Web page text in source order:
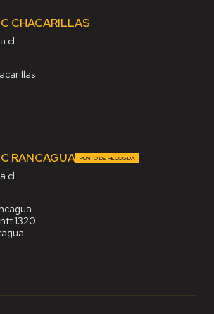
CHACARILLAS
RANCAGUA PUNTO DE RECOGIDA
1320